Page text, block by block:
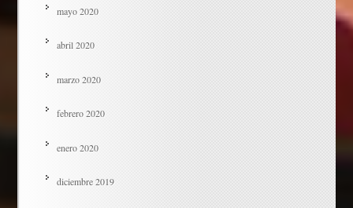
mayo 2020
abril 2020
marzo 2020
febrero 2020
enero 2020
diciembre 2019